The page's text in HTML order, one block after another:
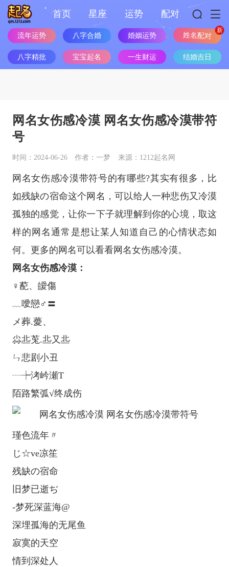
首页 星座 运势 配对
流年运势 八字合婚 婚姻运势 姓名配对
八字精批 宝宝起名 一生财运 结婚吉日
网名女伤感冷漠 网名女伤感冷漠带符
号
时间：2024-06-26 作者：一梦 来源：1212起名网
网名女伤感冷漠带符号的有哪些?其实有很多，比
如残缺の宿命这个网名，可以给人一种悲伤又冷漠
孤独的感觉，让你一下子就理解到你的心境，取这
样的网名通常是想让某人知道自己的心情状态如
何。更多的网名可以看看网名女伤感冷漠。
网名女伤感冷漠：
♀蓜、皧傷
﹏噯戀♂〓
メ葬.薆、
尛丠莵.丠又丠
ㄣ悲剧小丑
┈┾洘岒瀬T
陌路繁弧√终成伤
瑾色流年〃
じ☆ve凉笙
残缺の宿命
旧梦已逝ぢ
-梦死深蓝海@
深埋孤海的无尾鱼
寂寞的天空
情到深处人